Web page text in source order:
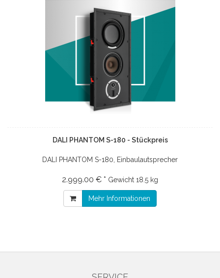
DALI PHANTOM S-180 - Stückpreis
DALI PHANTOM S-180, Einbaulautsprecher
2.999.00 € * Gewicht 18.5 kg
Mehr Informationen